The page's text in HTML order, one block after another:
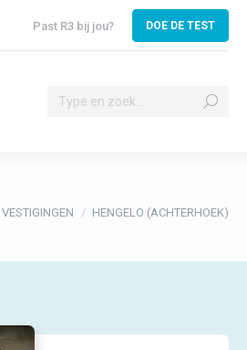
Past R3 bij jou? DOE DE TEST
Search:
VESTIGINGEN HENGELO (ACHTERHOEK)